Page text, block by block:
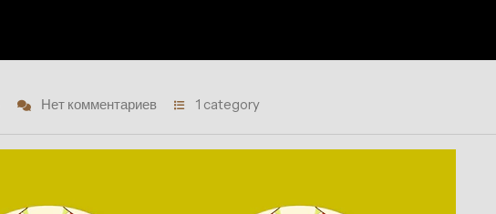
Нет комментариев 1 category